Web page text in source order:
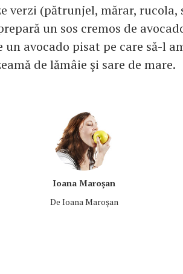
verzi (pătrunjel, mărar, rucola,
un sos cremos de
avocado pisat pe care să-l
de lămâie şi sare de mare.
Ioana Maroşan
De Ioana Maroşan